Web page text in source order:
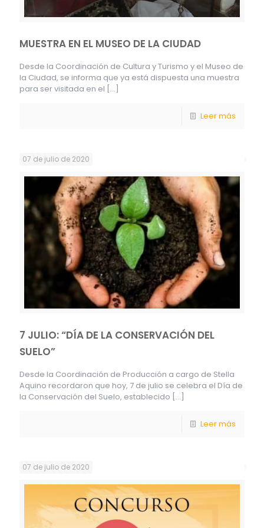
MUESTRA EN EL MUSEO DE LA CIUDAD
Desde la Coordinación de Cultura y Turismo y el Museo de
la Ciudad, se informa que ya está dispuesta una muestra
para ser visitada en el […]
Leer más
07 de julio de 2020
7 JULIO: “DÍA DE LA CONSERVACIÓN DEL
SUELO”
Desde la Coordinación de Producción a cargo de Stella
Aquino recordaron que hoy, 7 de julio se celebra el Día de
la Conservación del Suelo, establecido […]
Leer más
07 de julio de 2020